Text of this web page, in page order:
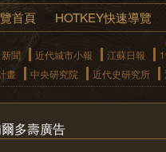
首頁 HOTKEY快速導覽
新聞 近代城市小報 江蘇日報
畫 中央研究院 近代史研究所
多壽廣告